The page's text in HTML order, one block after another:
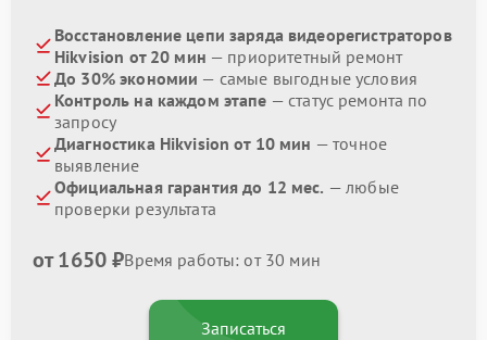
Восстановление цепи заряда видеорегистраторов
Hikvision от 20 мин — приоритетный ремонт
До 30% экономии — самые выгодные условия
Контроль на каждом этапе — статус ремонта по
запросу
Диагностика Hikvision от 10 мин — точное
выявление
Официальная гарантия до 12 мес. — любые
проверки результата
от 1650 ₽Время работы: от 30 мин
Записаться